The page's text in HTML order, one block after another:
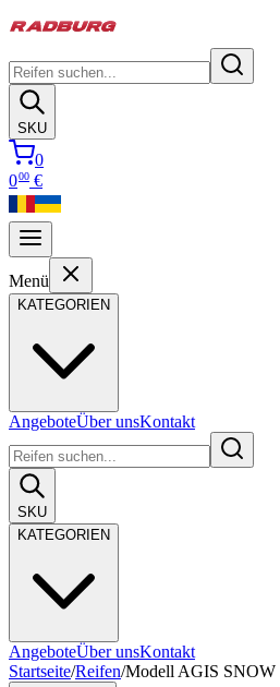
SKU
0
000 €
Menü
KATEGORIEN
AngeboteÜber unsKontakt
SKU
KATEGORIEN
AngeboteÜber unsKontakt
Startseite/Reifen/Modell AGIS SNOW